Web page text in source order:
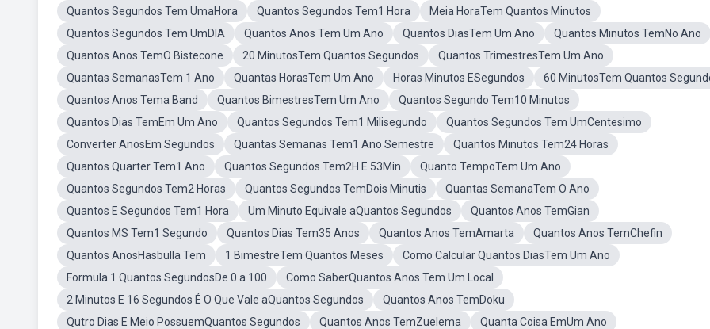
Quantos Segundos Tem UmaHora Quantos Segundos Tem1 Hora
Meia HoraTem Quantos Minutos
Quantos Segundos Tem UmDIA
Quantos Anos Tem Um Ano Quantos DiasTem Um Ano
Quantos Minutos TemNo Ano
Quantos Anos TemO Bistecone
20 MinutosTem Quantos Segundos
Quantos TrimestresTem Um Ano
Quantas SemanasTem 1 Ano
Quantas HorasTem Um Ano Horas Minutos ESegundos
60 MinutosTem Quantos
Quantos Anos Tema Band
Quantos BimestresTem Um Ano
Quantos Segundo Tem10 Minutos
Quantos Dias TemEm Um Ano
Quantos Segundos Tem1 Milisegundo
Quantos Segundos Tem UmCentesimo
Converter AnosEm Segundos
Quantas Semanas Tem1 Ano Semestre
Quantos Minutos Tem24 Horas
Quantos Quarter Tem1 Ano
Quantos Segundos Tem2H E 53Min
Quanto TempoTem Um Ano
Quantos Segundos Tem2 Horas
Quantos Segundos TemDois Minutis
Quantas SemanaTem O Ano
Quantos E Segundos Tem1 Hora
Um Minuto Equivale aQuantos Segundos
Quantos Anos TemGian
Quantos MS Tem1 Segundo
Quantos Dias Tem35 Anos Quantos Anos TemAmarta
Quantos Anos TemChefin
Quantos AnosHasbulla Tem
1 BimestreTem Quantos Meses
Como Calcular Quantos DiasTem Um Ano
Formula 1 Quantos SegundosDe 0 a 100
Como SaberQuantos Anos Tem Um Local
2 Minutos E 16 Segundos É O Que Vale aQuantos Segundos
Quantos Anos TemDoku
Qutro Dias E Meio PossuemQuantos Segundos
Quantos Anos TemZuelema
Quanta Coisa EmUm Ano